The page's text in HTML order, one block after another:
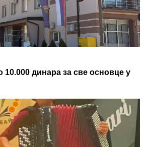
10.000 динара за све основце у